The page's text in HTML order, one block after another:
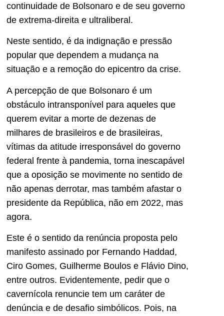
continuidade de Bolsonaro e de seu governo
de extrema-direita e ultraliberal.
Neste sentido, é da indignação e pressão
popular que dependem a mudança na
situação e a remoção do epicentro da crise.
A percepção de que Bolsonaro é um
obstáculo intransponível para aqueles que
querem evitar a morte de dezenas de
milhares de brasileiros e de brasileiras,
vítimas da atitude irresponsável do governo
federal frente à pandemia, torna inescapável
que a oposição se movimente no sentido de
não apenas derrotar, mas também afastar o
presidente da República, não em 2022, mas
agora.
Este é o sentido da renúncia proposta pelo
manifesto assinado por Fernando Haddad,
Ciro Gomes, Guilherme Boulos e Flávio Dino,
entre outros. Evidentemente, pedir que o
cavernícola renuncie tem um caráter de
denúncia e de desafio simbólicos. Pois, na